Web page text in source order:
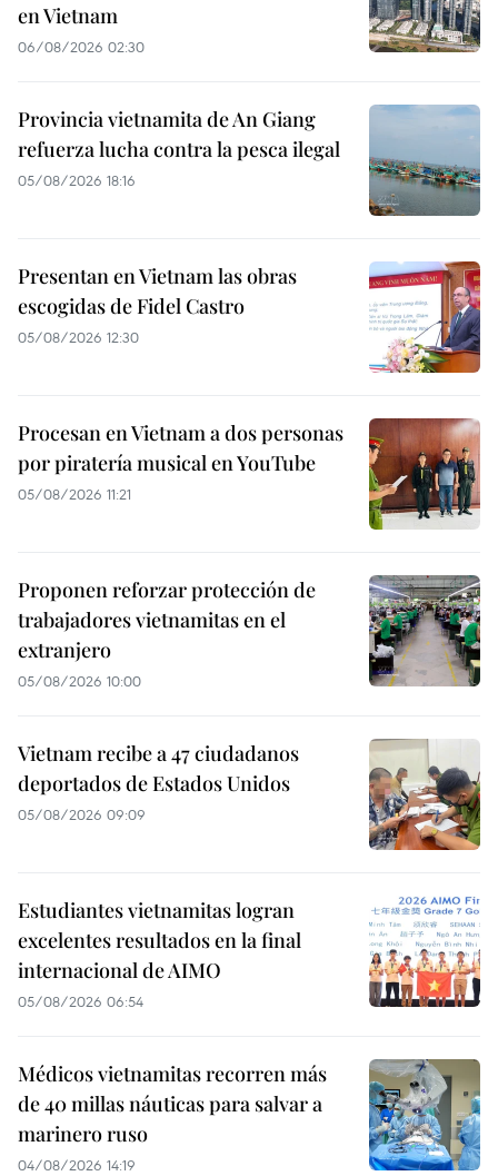
en Vietnam
06/08/2026 02:30
Provincia vietnamita de An Giang
refuerza lucha contra la pesca ilegal
05/08/2026 18:16
Presentan en Vietnam las obras
escogidas de Fidel Castro
05/08/2026 12:30
Procesan en Vietnam a dos personas
por piratería musical en YouTube
05/08/2026 11:21
Proponen reforzar protección de
trabajadores vietnamitas en el
extranjero
05/08/2026 10:00
Vietnam recibe a 47 ciudadanos
deportados de Estados Unidos
05/08/2026 09:09
Estudiantes vietnamitas logran
excelentes resultados en la final
internacional de AIMO
05/08/2026 06:54
Médicos vietnamitas recorren más
de 40 millas náuticas para salvar a
marinero ruso
04/08/2026 14:19